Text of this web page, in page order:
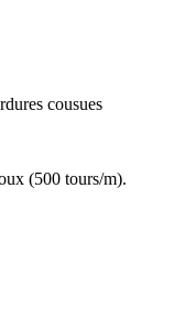
cousues
(500 tours/m).